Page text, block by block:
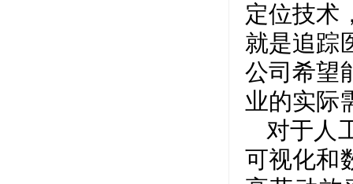
定位技术
就是追踪
公司希望
业的实际
对于人
可视化和